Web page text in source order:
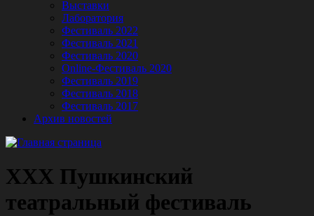
Выставки
Лаборатория
Фестиваль 2022
Фестиваль 2021
Фестиваль 2020
Online-Фестиваль 2020
Фестиваль 2019
Фестиваль 2018
Фестиваль 2017
Архив новостей
XXX Пушкинский
театральный фестиваль